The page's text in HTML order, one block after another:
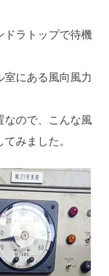
ドラトップで待機
室にある風向風力
なので、こんな風
みました。